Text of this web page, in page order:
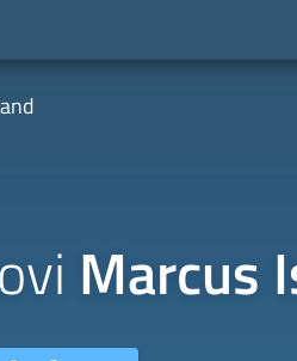
Marcus